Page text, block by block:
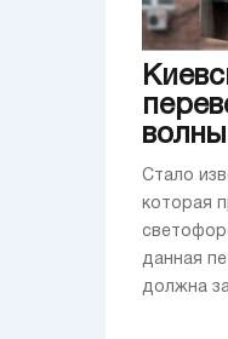
Стало
которая
данная
должна